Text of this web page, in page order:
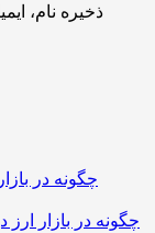
ذخیره نام،
چگونه در بازار